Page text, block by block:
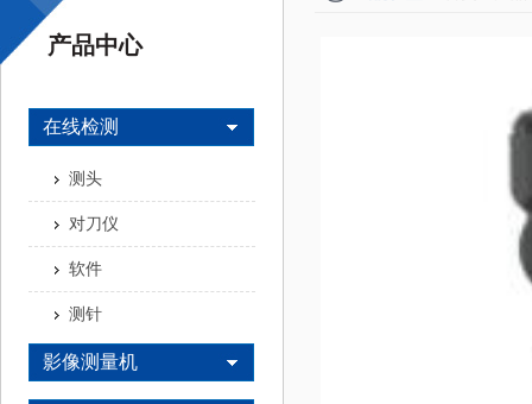
产品中心
在线检测
测头
对刀仪
软件
测针
影像测量机